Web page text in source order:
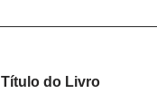
Título do Livro